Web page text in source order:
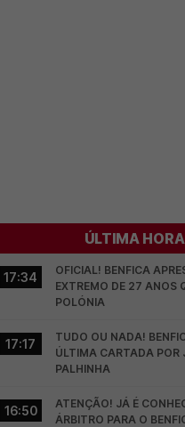
ÚLTIMA HORA
17:34
OFICIAL! BENFICA
EXTREMO DE 27 ANOS
POLÓNIA
17:17
TUDO OU NADA!
ÚLTIMA CARTADA POR
PALHINHA
16:50
ATENÇÃO! JÁ É
ÁRBITRO PARA O